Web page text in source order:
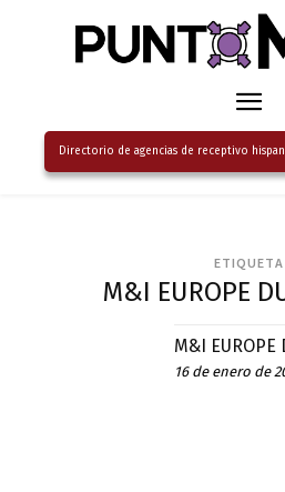
Directorio de agencias de receptivo
ETIQUETA
M&I EUROPE
M&I EUROPE
16 de enero de